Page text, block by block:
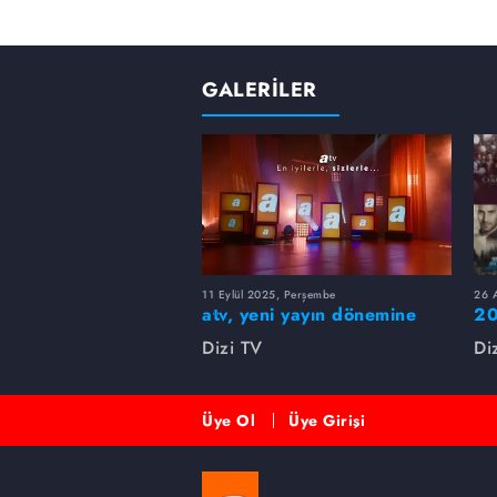
GALERİLER
11 Eylül 2025, Perşembe
atv, yeni yayın dönemine
merhaba dedi!
Dizi TV
26
Üye Ol Üye Girişi